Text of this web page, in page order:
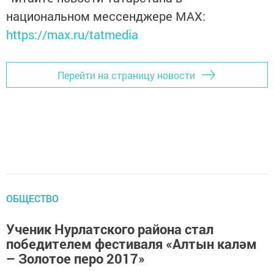
национальном мессенджере MАХ:
https://max.ru/tatmedia
Перейти на страницу новости
ОБЩЕСТВО
Ученик Нурлатского района стал
победителем фестиваля «Алтын каләм
– Золотое перо 2017»